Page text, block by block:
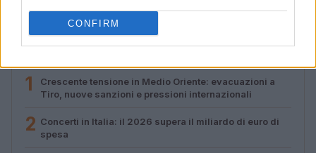
CONFIRM
PIÙ LETTI
1
Crescente tensione in Medio Oriente: evacuazioni a
Tiro, nuove sanzioni e pressioni internazionali
2 Concerti in Italia: il 2026 supera il miliardo di euro di
spesa